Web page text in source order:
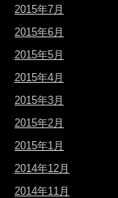
2015年7月
2015年6月
2015年5月
2015年4月
2015年3月
2015年2月
2015年1月
2014年12月
2014年11月